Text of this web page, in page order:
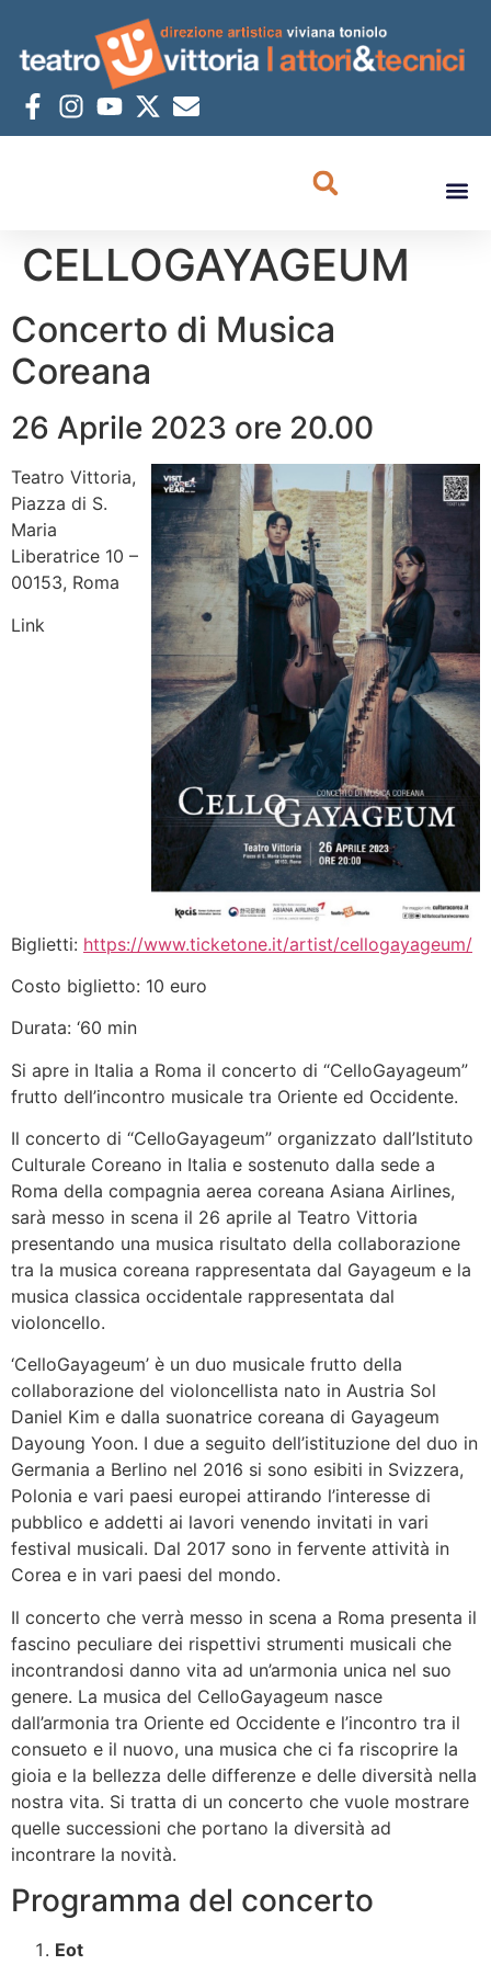
CELLOGAYAGEUM
Concerto di Musica
Coreana
26 Aprile 2023 ore 20.00
Teatro Vittoria,
Piazza di S.
Maria
Liberatrice 10 –
00153, Roma
Link
Biglietti: https://www.ticketone.it/artist/cellogayageum/
Costo biglietto: 10 euro
Durata: ‘60 min
Si apre in Italia a Roma il concerto di “CelloGayageum”
frutto dell’incontro musicale tra Oriente ed Occidente.
Il concerto di “CelloGayageum” organizzato dall’Istituto
Culturale Coreano in Italia e sostenuto dalla sede a
Roma della compagnia aerea coreana Asiana Airlines,
sarà messo in scena il 26 aprile al Teatro Vittoria
presentando una musica risultato della collaborazione
tra la musica coreana rappresentata dal Gayageum e la
musica classica occidentale rappresentata dal
violoncello.
‘CelloGayageum’ è un duo musicale frutto della
collaborazione del violoncellista nato in Austria Sol
Daniel Kim e dalla suonatrice coreana di Gayageum
Dayoung Yoon. I due a seguito dell’istituzione del duo in
Germania a Berlino nel 2016 si sono esibiti in Svizzera,
Polonia e vari paesi europei attirando l’interesse di
pubblico e addetti ai lavori venendo invitati in vari
festival musicali. Dal 2017 sono in fervente attività in
Corea e in vari paesi del mondo.
Il concerto che verrà messo in scena a Roma presenta il
fascino peculiare dei rispettivi strumenti musicali che
incontrandosi danno vita ad un’armonia unica nel suo
genere. La musica del CelloGayageum nasce
dall’armonia tra Oriente ed Occidente e l’incontro tra il
consueto e il nuovo, una musica che ci fa riscoprire la
gioia e la bellezza delle differenze e delle diversità nella
nostra vita. Si tratta di un concerto che vuole mostrare
quelle successioni che portano la diversità ad
incontrare la novità.
Programma del concerto
Eot